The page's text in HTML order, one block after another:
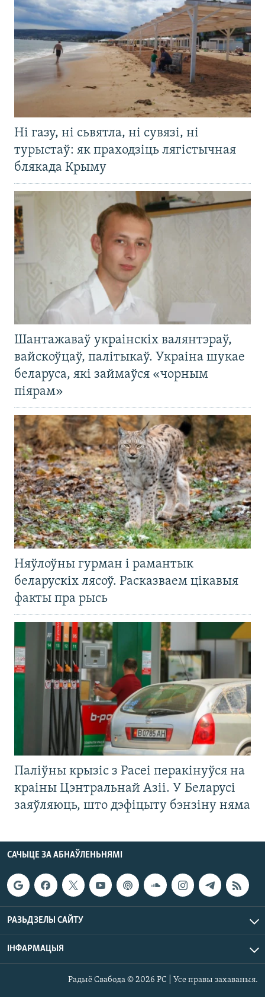
Ні газу, ні сьвятла, ні сувязі, ні
турыстаў: як праходзіць лягістычная
блякада Крыму
Шантажаваў украінскіх валянтэраў,
вайскоўцаў, палітыкаў. Украіна шукае
беларуса, які займаўся «чорным
піярам»
Няўлоўны гурман і рамантык
беларускіх лясоў. Расказваем цікавыя
факты пра рысь
Паліўны крызіс з Расеі перакінуўся на
краіны Цэнтральнай Азіі. У Беларусі
заяўляюць, што дэфіцыту бэнзіну няма
САЧЫЦЕ ЗА АБНАЎЛЕНЬНЯМІ
РАЗЬДЗЕЛЫ САЙТУ
ІНФАРМАЦЫЯ
Радыё Свабода © 2026 РС | Усе правы захаваныя.